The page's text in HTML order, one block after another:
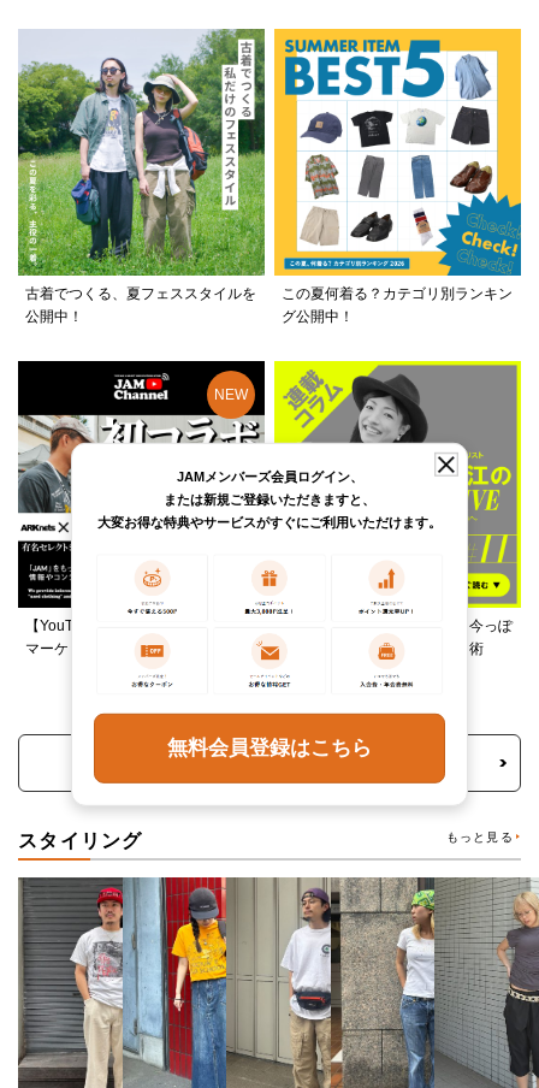
古着でつくる、夏フェススタイルを
公開中！
この夏何着る？カテゴリ別ランキン
グ公開中！
【YouTube】ARKnetsコラボ！028
マーケットで本気ショッピング
柄ワンピースは夏の切り札、今っぽ
く着るレイヤード＆ミックス術
トピックス・特集をもっと見る
スタイリング もっと見る
JAMメンバーズ会員ログイン、
または新規ご登録いただきますと、
大変お得な特典やサービスがすぐにご利用いただけます。
無料会員登録はこちら